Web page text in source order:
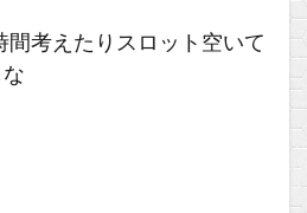
間考えたりスロット空いて